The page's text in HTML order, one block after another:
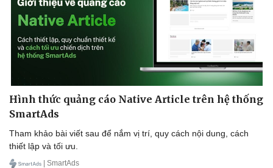
Hình thức quảng cáo Native Article trên hệ thống
SmartAds
Tham khảo bài viết sau để nắm vị trí, quy cách nội dung, cách
thiết lập và tối ưu.
| SmartAds